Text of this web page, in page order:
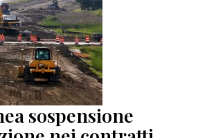
sospensione